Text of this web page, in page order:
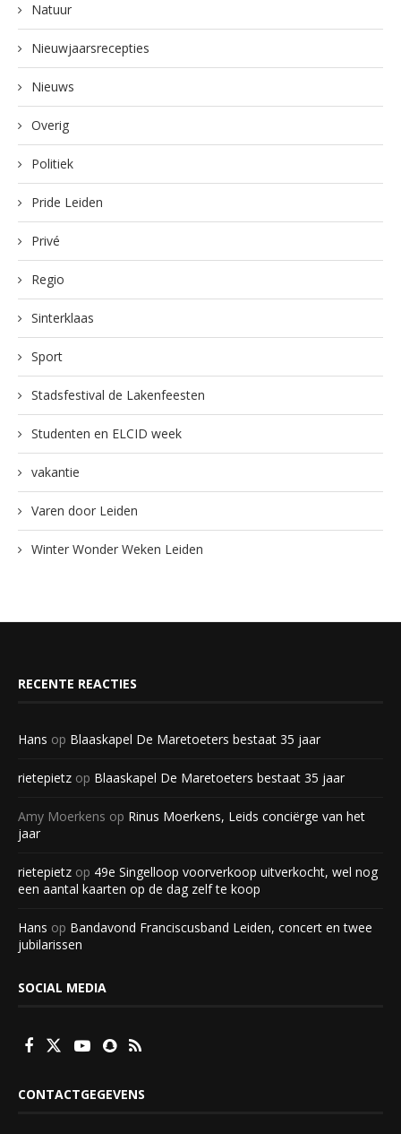
Natuur
Nieuwjaarsrecepties
Nieuws
Overig
Politiek
Pride Leiden
Privé
Regio
Sinterklaas
Sport
Stadsfestival de Lakenfeesten
Studenten en ELCID week
vakantie
Varen door Leiden
Winter Wonder Weken Leiden
RECENTE REACTIES
Hans op Blaaskapel De Maretoeters bestaat 35 jaar
rietepietz op Blaaskapel De Maretoeters bestaat 35 jaar
Amy Moerkens op Rinus Moerkens, Leids conciërge van het
jaar
rietepietz op 49e Singelloop voorverkoop uitverkocht, wel nog
een aantal kaarten op de dag zelf te koop
Hans op Bandavond Franciscusband Leiden, concert en twee
jubilarissen
SOCIAL MEDIA
CONTACTGEGEVENS